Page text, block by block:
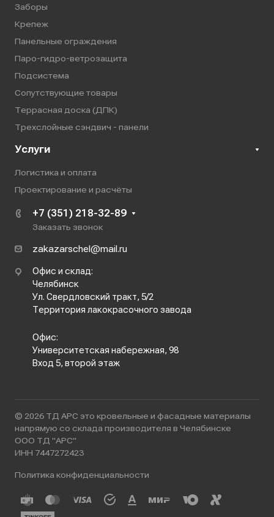
Заборы
Крепеж
Панельные ограждения
Паро-гидро-ветрозащита
Подсистема
Сопутствующие товары
Террасная доска (ДПК)
Трехслойные сэндвич - панели
Услуги
Логистика и оплата
Проектирование и расчёты
+7 (351) 218-32-89
Заказать звонок
zakazarschel@mail.ru
Офис и склад:
Челябинск
Ул. Свердловский тракт, 5/2
Территория лакокрасочного завода
Офис:
Университетская набережная, 98
Вход 5, второй этаж
© 2026 ТД АРС это кровельные и фасадные материалы
напрямую со склада производителя в Челябинске
ООО ТД "АРС"
ИНН 7447272423
Политика конфиденциальности